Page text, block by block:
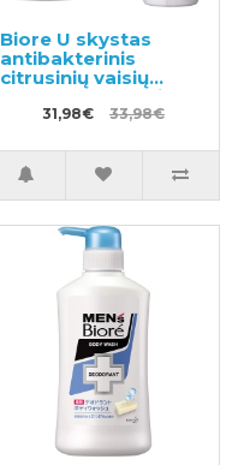
Biore U skystas
antibakterinis
citrusinių vaisių
kvapo rankų muilas
500ml + užpildas
31,98€ 33,98€